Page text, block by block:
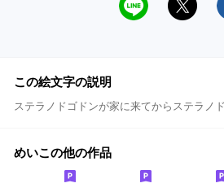
この絵文字の説明
ステラノドゴドンが家に来てからステラノ
めいこの他の作品